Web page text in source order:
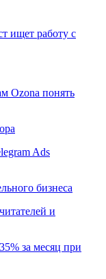
ищет работу с
Ozona понять
Ads
бизнеса
и
за месяц при